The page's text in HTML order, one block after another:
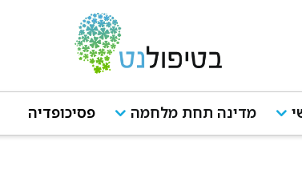
מדינה תחת מלחמה פסיכופדיה